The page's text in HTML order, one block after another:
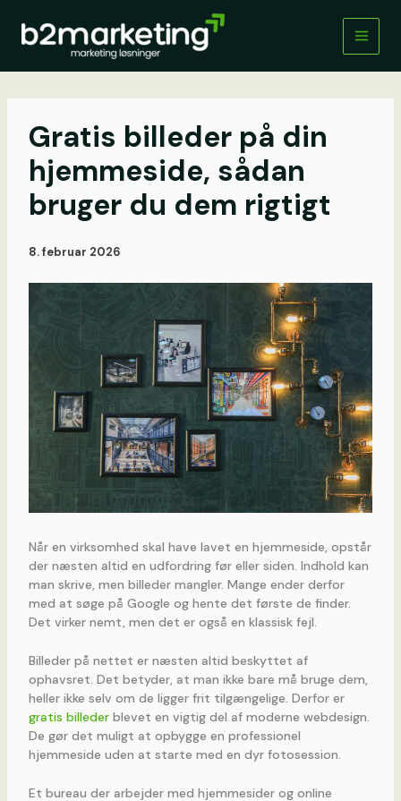
indholdet
Gratis billeder på din
hjemmeside, sådan
bruger du dem rigtigt
8. februar 2026
Når en virksomhed skal have lavet en hjemmeside, opstår
der næsten altid en udfordring før eller siden. Indhold kan
man skrive, men billeder mangler. Mange ender derfor
med at søge på Google og hente det første de finder.
Det virker nemt, men det er også en klassisk fejl.
Billeder på nettet er næsten altid beskyttet af
ophavsret. Det betyder, at man ikke bare må bruge dem,
heller ikke selv om de ligger frit tilgængelige. Derfor er
gratis billederblevet en vigtig del af moderne webdesign.
De gør det muligt at opbygge en professionel
hjemmeside uden at starte med en dyr fotosession.
Et bureau der arbejder med hjemmesider og online